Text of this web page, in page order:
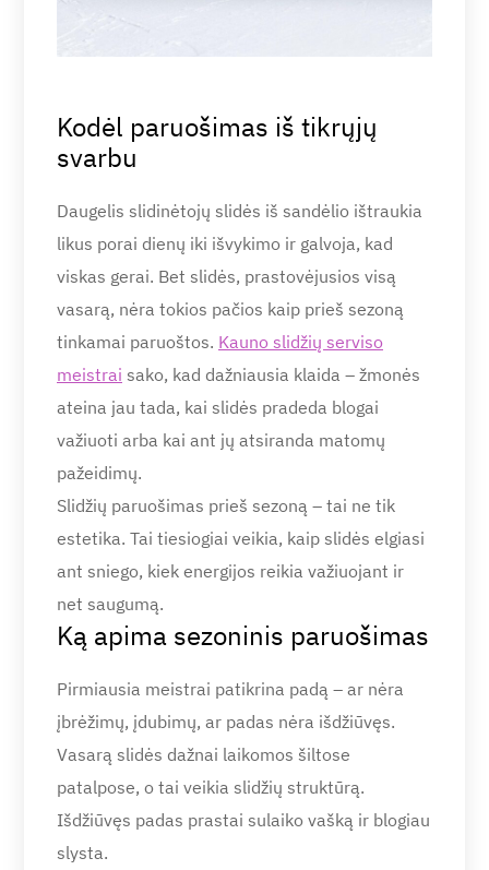
Kodėl paruošimas iš tikrųjų
svarbu
Daugelis slidinėtojų slidės iš sandėlio ištraukia
likus porai dienų iki išvykimo ir galvoja, kad
viskas gerai. Bet slidės, prastovėjusios visą
vasarą, nėra tokios pačios kaip prieš sezoną
tinkamai paruoštos. Kauno slidžių serviso
meistrai sako, kad dažniausia klaida – žmonės
ateina jau tada, kai slidės pradeda blogai
važiuoti arba kai ant jų atsiranda matomų
pažeidimų.
Slidžių paruošimas prieš sezoną – tai ne tik
estetika. Tai tiesiogiai veikia, kaip slidės elgiasi
ant sniego, kiek energijos reikia važiuojant ir
net saugumą.
Ką apima sezoninis paruošimas
Pirmiausia meistrai patikrina padą – ar nėra
įbrėžimų, įdubimų, ar padas nėra išdžiūvęs.
Vasarą slidės dažnai laikomos šiltose
patalpose, o tai veikia slidžių struktūrą.
Išdžiūvęs padas prastai sulaiko vašką ir blogiau
slysta.